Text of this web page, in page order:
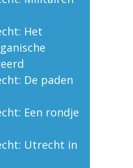
Het
De paden
Een rondje
Utrecht in